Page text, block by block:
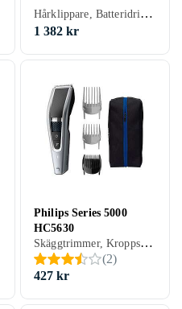
Hårklippare, Batteridrift, Display, Vattentålig, Justerbar hastighet, Stöd för snabbladdning, Inställningslås
1 382 kr
Philips Series 5000
HC5630
Skäggtrimmer, Kroppshår, Hårklippare, Batteridrift, Gummerad greppyta, Vattentålig, Inställningslås, Vattentät, Självslipande blad, Hårkam ingår, Oljefri underhåll
(2)
427 kr